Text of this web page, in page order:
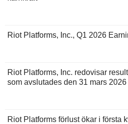
Riot Platforms, Inc., Q1 2026
Riot Platforms, Inc. redovisar
som avslutades den 31 mars 2026
Riot Platforms förlust ökar i första